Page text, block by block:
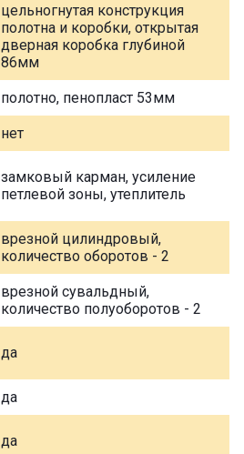
цельногнутая конструкция
полотна и коробки, открытая
дверная коробка глубиной
86мм
полотно, пенопласт 53мм
нет
замковый карман, усиление
петлевой зоны, утеплитель
врезной цилиндровый,
количество оборотов - 2
врезной сувальдный,
количество полуоборотов - 2
да
да
да